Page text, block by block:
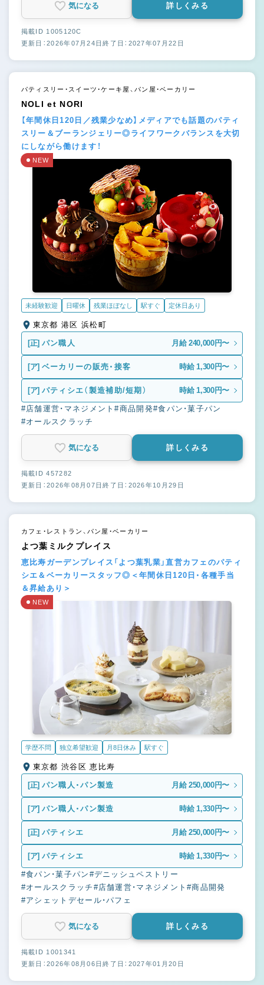
気になる 詳しくみる
掲載ID 1005120C
更新日：2026年07月24日終了日：2027年07月22日
パティスリー・スイーツ・ケーキ屋、パン屋・ベーカリー
NOLI et NORI
【年間休日120日／残業少なめ】メディアでも話題のパティ
スリー＆ブーランジェリー◎ライフワークバランスを大切
にしながら働けます！
NEW
未経験歓迎 日曜休 残業ほぼなし 駅すぐ 定休日あり
東京都 港区 浜松町
[正] パン職人 月給 240,000円〜
[ア] ベーカリーの販売・接客 時給 1,300円〜
[ア] パティシエ（製造補助/短期） 時給 1,300円〜
#店舗運営・マネジメント#商品開発#食パン・菓子パン
#オールスクラッチ
気になる 詳しくみる
掲載ID 457282
更新日：2026年08月07日終了日：2026年10月29日
カフェ・レストラン、パン屋・ベーカリー
よつ葉ミルクプレイス
恵比寿ガーデンプレイス「よつ葉乳業」直営カフェのパティ
シエ＆ベーカリースタッフ◎＜年間休日120日・各種手当
＆昇給あり＞
NEW
学歴不問 独立希望歓迎 月8日休み 駅すぐ
東京都 渋谷区 恵比寿
[正] パン職人・パン製造 月給 250,000円〜
[ア] パン職人・パン製造 時給 1,330円〜
[正] パティシエ 月給 250,000円〜
[ア] パティシエ 時給 1,330円〜
#食パン・菓子パン #デニッシュペストリー
#オールスクラッチ #店舗運営・マネジメント#商品開発
#アシェットデセール・パフェ
気になる 詳しくみる
掲載ID 1001341
更新日：2026年08月06日終了日：2027年01月20日